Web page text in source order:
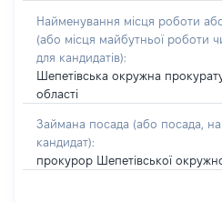
Найменування місця роботи
(або місця майбутньої роботи
для кандидатів):
Шепетівська окружна
області
Займана посада (або посада,
кандидат):
прокурор Шепетівської